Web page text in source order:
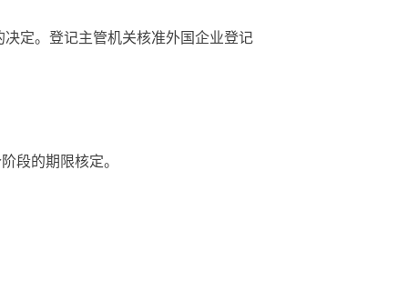
定。登记主管机关核准外国企业登记
段的期限核定。